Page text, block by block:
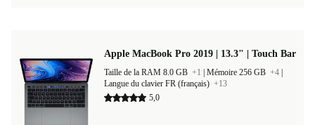
Apple MacBook Pro 2019 | 13.3" | Touch Bar
Taille de la RAM 8.0 GB +1 Mémoire 256 GB +4
Langue du clavier FR (français) +13
5,0